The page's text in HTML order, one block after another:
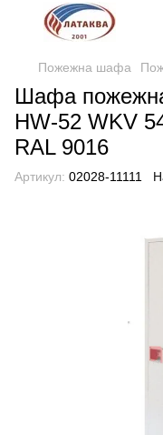
Пожежна шафа
Шафа
HW-52 WKV
RAL 9016
Артикул: 02028-11111